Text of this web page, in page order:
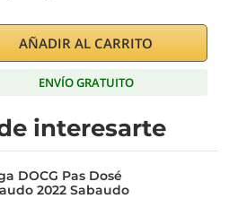
AÑADIR AL CARRITO
ENVÍO GRATUITO
interesarte
DOCG Pas Dosé
2022 Sabaudo